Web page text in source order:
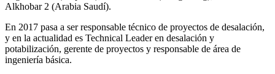
Alkhobar 2 (Arabia Saudí).
En 2017 pasa a ser responsable técnico de proyectos de desalación,
y en la actualidad es Technical Leader en desalación y
potabilización, gerente de proyectos y responsable de área de
ingeniería básica.